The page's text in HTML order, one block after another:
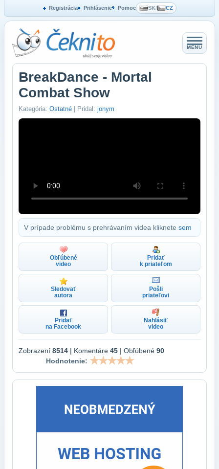
Registrácia Prihlásenie Pomoc SK/ CZ
MENU
BreakDance - Mortal
Combat Show
Kategória: Ostatné | Pridal: jonym
V prípade problému s prehrávaním videa kliknete sem
Obľúbené
video
Pridať
k priateľom
Sledovať
autora
Pošli
priateľovi
Pridať
na Facebook
Nahlásiť
video
Zobrazení 8514 | Komentáre 45 | Obľúbené 90
Hodnotenie: